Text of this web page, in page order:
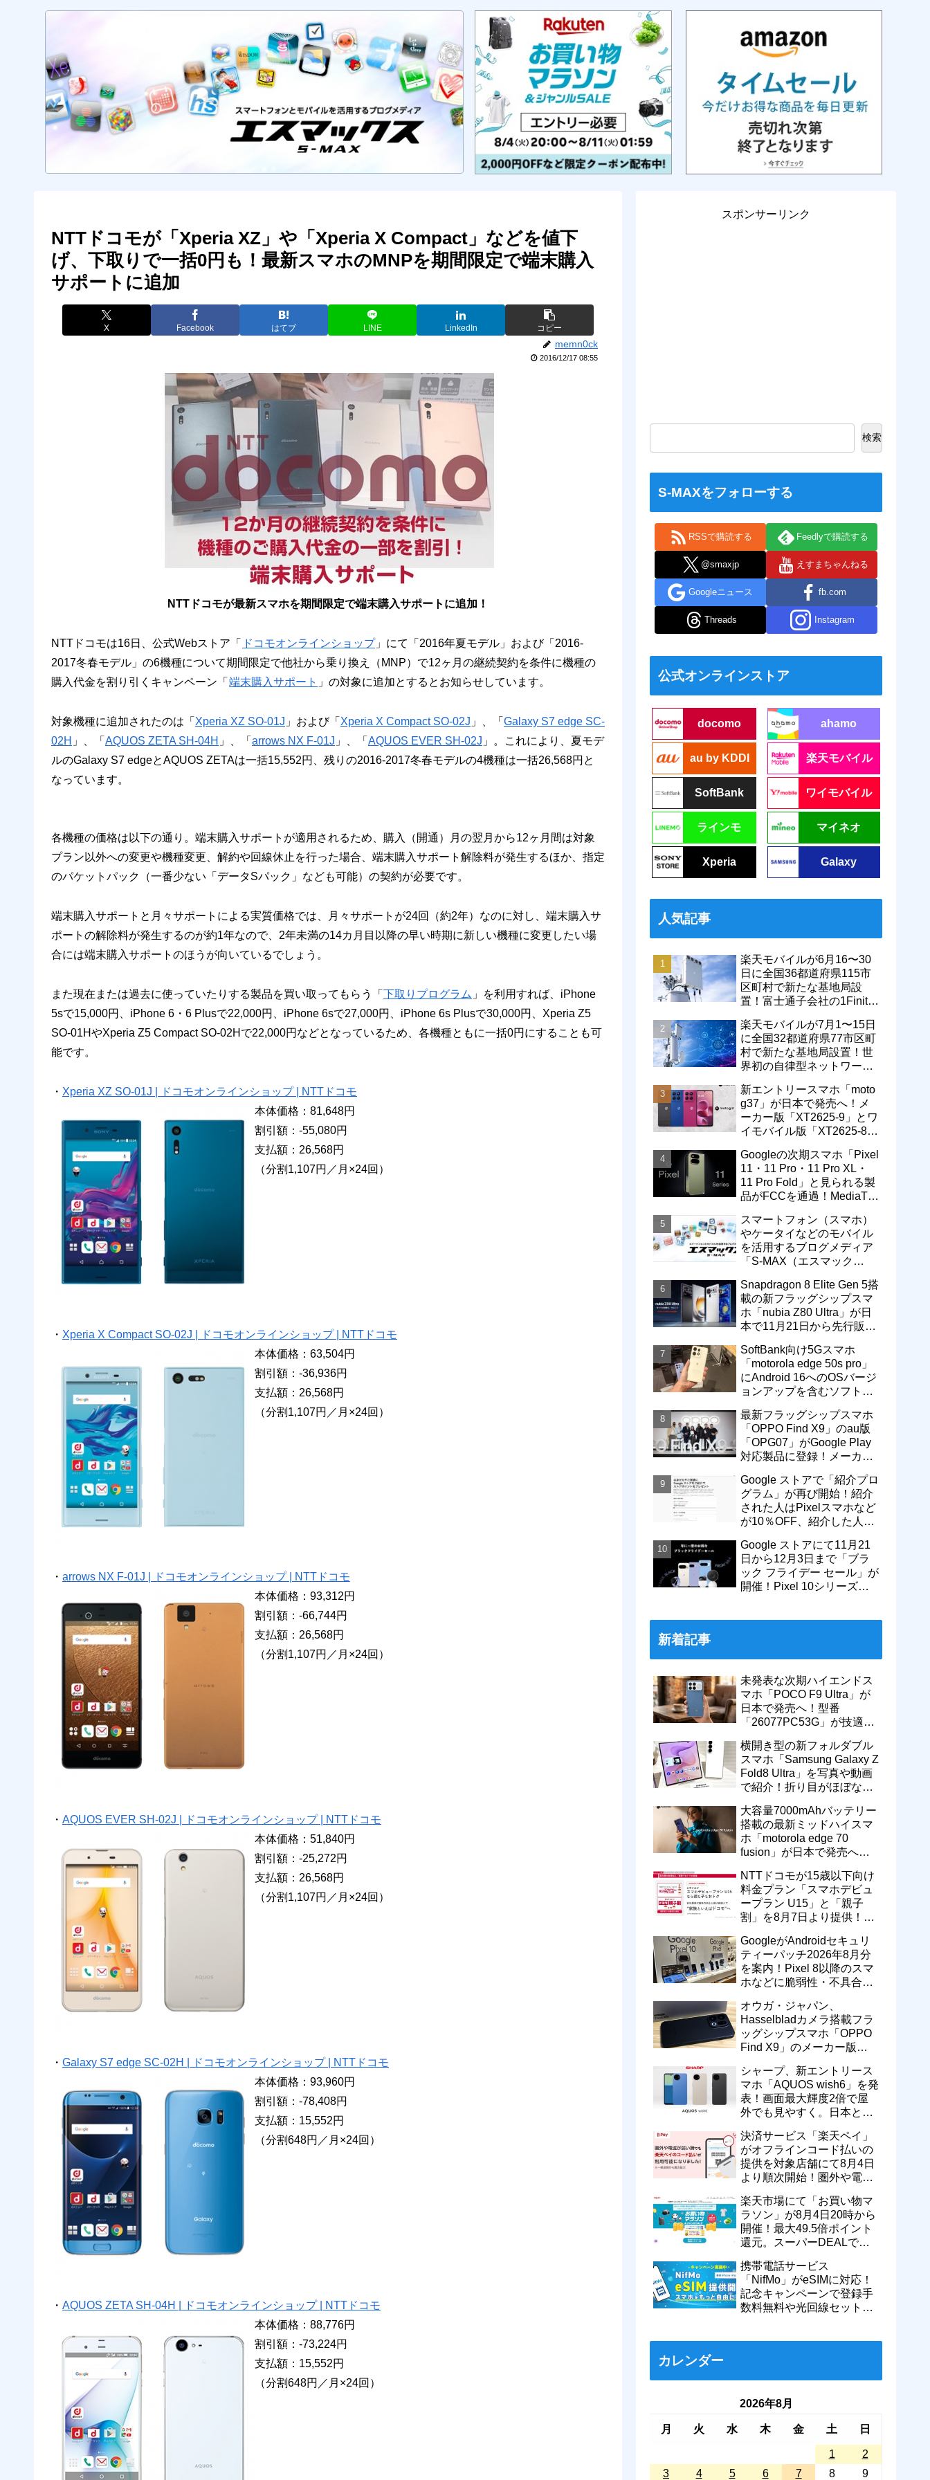
NTTドコモが「Xperia XZ」や「Xperia X Compact」などを値下
げ、下取りで一括0円も！最新スマホのMNPを期間限定で端末購入
サポートに追加
X Facebook はてブ LINE LinkedIn コピー
memn0ck
2016/12/17 08:55
NTTドコモが最新スマホを期間限定で端末購入サポートに追加！
NTTドコモは16日、公式Webストア「 ドコモオンラインショップ」にて「2016年夏モデル」および「2016-
2017冬春モデル」の6機種について期間限定で他社から乗り換え（MNP）で12ヶ月の継続契約を条件に機種の
購入代金を割り引くキャンペーン「 端末購入サポート 」の対象に追加とするとお知らせしています。
対象機種に追加されたのは「 Xperia XZ SO-01J 」および「 Xperia X Compact SO-02J 」、「 Galaxy S7 edge SC-
02H 」、「 AQUOS ZETA SH-04H 」、「 arrows NX F-01J 」、「 AQUOS EVER SH-02J 」。これにより、夏モデ
ルのGalaxy S7 edgeとAQUOS ZETAは一括15,552円、残りの2016-2017冬春モデルの4機種は一括26,568円と
なっています。
各機種の価格は以下の通り。端末購入サポートが適用されるため、購入（開通）月の翌月から12ヶ月間は対象
プラン以外への変更や機種変更、解約や回線休止を行った場合、端末購入サポート解除料が発生するほか、指定
のパケットパック（一番少ない「データSパック」なども可能）の契約が必要です。
端末購入サポートと月々サポートによる実質価格では、月々サポートが24回（約2年）なのに対し、端末購入サ
ポートの解除料が発生するのが約1年なので、2年未満の14カ月目以降の早い時期に新しい機種に変更したい場
合には端末購入サポートのほうが向いているでしょう。
また現在または過去に使っていたりする製品を買い取ってもらう「 下取りプログラム 」を利用すれば、iPhone
5sで15,000円、iPhone 6・6 Plusで22,000円、iPhone 6sで27,000円、iPhone 6s Plusで30,000円、Xperia Z5
SO-01HやXperia Z5 Compact SO-02Hで22,000円などとなっているため、各機種ともに一括0円にすることも可
能です。
・ Xperia XZ SO-01J | ドコモオンラインショップ | NTTドコモ
本体価格：81,648円
割引額：-55,080円
支払額：26,568円
（分割1,107円／月×24回）
・ Xperia X Compact SO-02J | ドコモオンラインショップ | NTTドコモ
本体価格：63,504円
割引額：-36,936円
支払額：26,568円
（分割1,107円／月×24回）
・ arrows NX F-01J | ドコモオンラインショップ | NTTドコモ
本体価格：93,312円
割引額：-66,744円
支払額：26,568円
（分割1,107円／月×24回）
・ AQUOS EVER SH-02J | ドコモオンラインショップ | NTTドコモ
本体価格：51,840円
割引額：-25,272円
支払額：26,568円
（分割1,107円／月×24回）
・ Galaxy S7 edge SC-02H | ドコモオンラインショップ | NTTドコモ
本体価格：93,960円
割引額：-78,408円
支払額：15,552円
（分割648円／月×24回）
・ AQUOS ZETA SH-04H | ドコモオンラインショップ | NTTドコモ
本体価格：88,776円
割引額：-73,224円
支払額：15,552円
（分割648円／月×24回）
スポンサーリンク
検索
S-MAXをフォローする
RSSで購読する Feedlyで購読する
@smaxjp えすまちゃんねる
Googleニュース fb.com
Threads Instagram
公式オンラインストア
docomo ahamo
au by KDDI 楽天モバイル
SoftBank ワイモバイル
ラインモ マイネオ
Xperia Galaxy
人気記事
楽天モバイルが6月16〜30
日に全国36都道府県115市
区町村で新たな基地局設
置！富士通子会社の1Finity
エリアが拡大
楽天モバイルが7月1〜15日
に全国32都道府県77市区町
村で新たな基地局設置！世
界初の自律型ネットワーク
通信品質も改善
新エントリースマホ「moto
g37」が日本で発売へ！メ
ーカー版「XT2625-9」とワ
イモバイル版「XT2625-8」
Googleの次期スマホ「Pixel
11・11 Pro・11 Pro XL・
11 Pro Fold」と見られる製
品がFCCを通過！MediaTek
スマートフォン（スマホ）
やケータイなどのモバイル
を活用するブログメディア
「S-MAX（エスマック
Snapdragon 8 Elite Gen 5搭
載の新フラッグシップスマ
ホ「nubia Z80 Ultra」が日
本で11月21日から先行販
SoftBank向け5Gスマホ
「motorola edge 50s pro」
にAndroid 16へのOSバージ
ョンアップを含むソフトウ
最新フラッグシップスマホ
「OPPO Find X9」のau版
「OPG07」がGoogle Play
対応製品に登録！メーカー
売へ
Google ストアで「紹介プロ
グラム」が再び開始！紹介
された人はPixelスマホなど
が10％OFF、紹介した人は
ト付与
Google ストアにて11月21
日から12月3日まで「ブラ
ック フライデー セール」が
開催！Pixel 10シリーズや
新着記事
未発表な次期ハイエンドス
マホ「POCO F9 Ultra」が
日本で発売へ！型番
「26077PC53G」が技適通
テリー搭載に
横開き型の新フォルダブル
スマホ「Samsung Galaxy Z
Fold8 Ultra」を写真や動画
で紹介！折り目がほぼない
ト】
大容量7000mAhバッテリー
搭載の最新ミッドハイスマ
ホ「motorola edge 70
fusion」が日本で発売へ！
過
NTTドコモが15歳以下向け
料金プラン「スマホデビュ
ープラン U15」と「親子
割」を8月7日より提供！親
550円割引に
GoogleがAndroidセキュリ
ティーパッチ2026年8月分
を案内！Pixel 8以降のスマ
ホなどに脆弱性・不具合の
新が提供開始
オウガ・ジャパン、
Hasselbladカメラ搭載フラ
ッグシップスマホ「OPPO
Find X9」のメーカー版
げ！15万9800円に
シャープ、新エントリース
マホ「AQUOS wish6」を発
表！画面最大輝度2倍で屋
外でも見やすく。日本と台
売
決済サービス「楽天ペイ」
がオフラインコード払いの
提供を対象店舗にて8月4日
より順次開始！圏外や電波
に
楽天市場にて「お買い物マ
ラソン」が8月4日20時から
開催！最大49.5倍ポイント
還元。スーパーDEALで
など
携帯電話サービス
「NifMo」がeSIMに対応！
記念キャンペーンで登録手
数料無料や光回線セットで
カレンダー
2026年8月
月 火 水 木 金 土 日
1
2
3
4 5 6 7 8 9